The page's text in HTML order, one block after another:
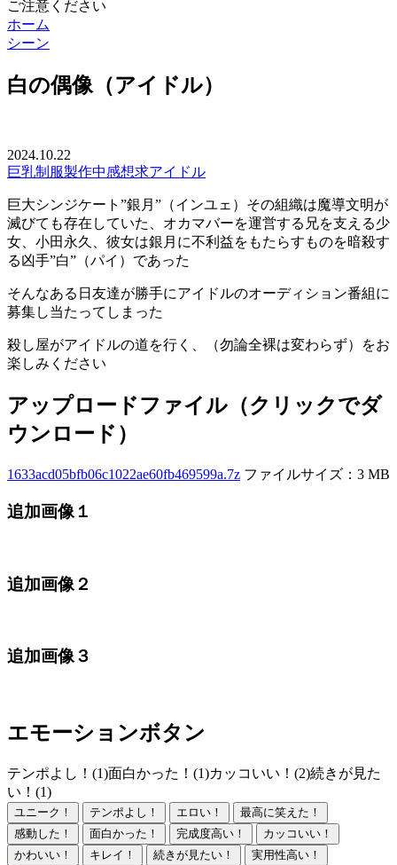
ご注意ください
ホーム
シーン
白の偶像（アイドル）
2024.10.22
巨乳制服製作中感想求アイドル
巨大シンジケート”銀月”（インユェ）その組織は魔導文明が
滅びても存在していた、オカマバーを運営する兄を支える少
女、小田永久、彼女は銀月に不利益をもたらすものを暗殺す
る凶手”白”（パイ）であった
そんなある日友達が勝手にアイドルのオーディション番組に
募集し当たってしまった
殺し屋がアイドルの道を行く、（勿論全裸は変わらず）をお
楽しみください
アップロードファイル（クリックでダ
ウンロード）
1633acd05bfb06c1022ae60fb469599a.7z ファイルサイズ：3 MB
追加画像１
追加画像２
追加画像３
エモーションボタン
テンポよし！(1)面白かった！(1)カッコいい！(2)続きが見た
い！(1)
ユニーク！ テンポよし！ エロい！
最高に笑えた！
感動した！
面白かった！ 完成度高い！
カッコいい！
かわいい！
キレイ！ 続きが見たい！ 実用性高い！